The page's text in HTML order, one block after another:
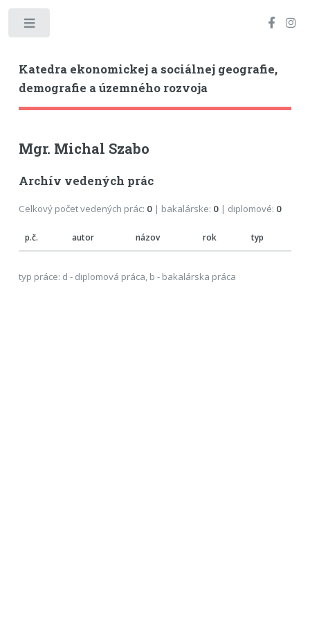
Katedra ekonomickej a sociálnej geografie,
demografie a územného rozvoja
Mgr. Michal Szabo
Archív vedených prác
Celkový počet vedených prác: 0| bakalárske: 0| diplomové: 0
p.č. autor názov rok typ
typ práce: d - diplomová práca, b - bakalárska práca